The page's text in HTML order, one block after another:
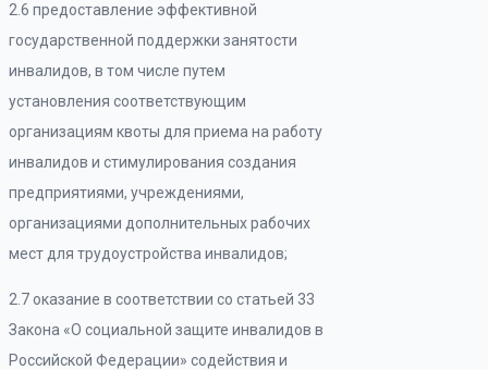
2.6 предоставление эффективной
государственной поддержки занятости
инвалидов, в том числе путем
установления соответствующим
организациям квоты для приема на работу
инвалидов и стимулирования создания
предприятиями, учреждениями,
организациями дополнительных рабочих
мест для трудоустройства инвалидов;
2.7 оказание в соответствии со статьей 33
Закона «О социальной защите инвалидов в
Российской Федерации» содействия и